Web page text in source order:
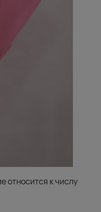
относится к числу